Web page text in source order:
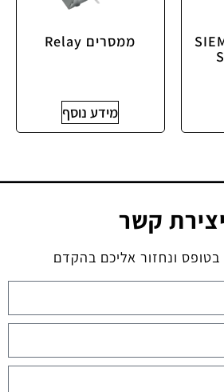
ממסרים Relay
מידע נוסף
קשר
ונחזור אליכם בהקדם